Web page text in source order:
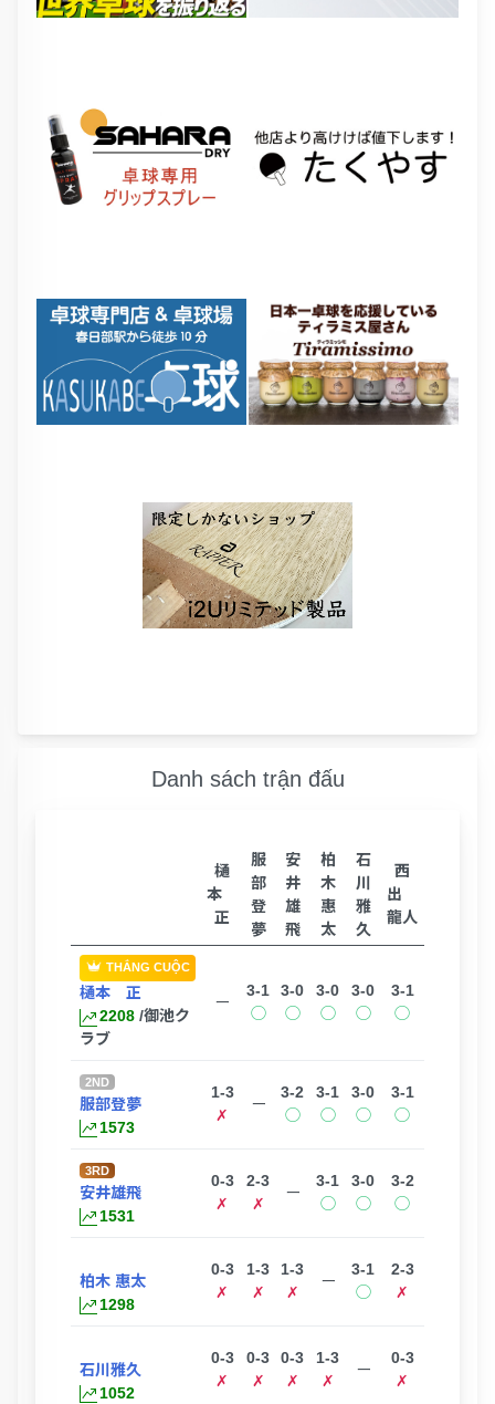
Danh sách trận đấu
樋
本
正
服
部
登
夢
安
井
雄
飛
柏
木
惠
太
石
川
雅
久
西
出
龍人
THẮNG CUỘC
樋本 正
2208 /御池ク
ラブ
ー
3-1
◯
3-0
◯
3-0
◯
3-0
◯
3-1
◯
2ND
服部登夢
1573
1-3
✗
ー
3-2
◯
3-1
◯
3-0
◯
3-1
◯
3RD
安井雄飛
1531
0-3
✗
2-3
✗
ー
3-1
◯
3-0
◯
3-2
◯
柏木 惠太
1298
0-3
✗
1-3
✗
1-3
✗
ー
3-1
◯
2-3
✗
石川雅久
1052
0-3
✗
0-3
✗
0-3
✗
1-3
✗
ー
0-3
✗